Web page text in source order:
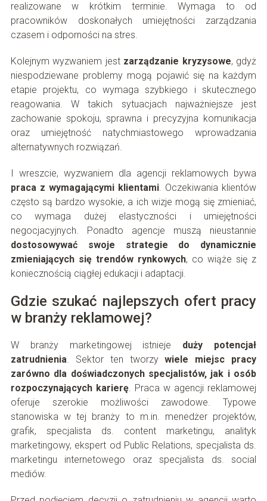
realizowane w krótkim terminie. Wymaga to od
pracowników doskonałych umiejętności zarządzania
czasem i odporności na stres.
Kolejnym wyzwaniem jest zarządzanie kryzysowe, gdyż
niespodziewane problemy mogą pojawić się na każdym
etapie projektu, co wymaga szybkiego i skutecznego
reagowania. W takich sytuacjach najważniejsze jest
zachowanie spokoju, sprawna i precyzyjna komunikacja
oraz umiejętność natychmiastowego wprowadzania
alternatywnych rozwiązań.
I wreszcie, wyzwaniem dla agencji reklamowych bywa
praca z wymagającymi klientami. Oczekiwania klientów
często są bardzo wysokie, a ich wizje mogą się zmieniać,
co wymaga dużej elastyczności i umiejętności
negocjacyjnych. Ponadto agencje muszą nieustannie
dostosowywać swoje strategie do dynamicznie
zmieniających się trendów rynkowych, co wiąże się z
koniecznością ciągłej edukacji i adaptacji.
Gdzie szukać najlepszych ofert pracy
w branży reklamowej?
W branży marketingowej istnieje duży potencjał
zatrudnienia. Sektor ten tworzywiele miejsc pracy
zarówno dla doświadczonych specjalistów, jak i osób
rozpoczynających karierę. Praca w agencji reklamowej
oferuje szerokie możliwości zawodowe. Typowe
stanowiska w tej branży to m.in. menedżer projektów,
grafik, specjalista ds. content marketingu, analityk
marketingowy, ekspert od Public Relations, specjalista ds.
marketingu internetowego oraz specjalista ds. social
mediów.